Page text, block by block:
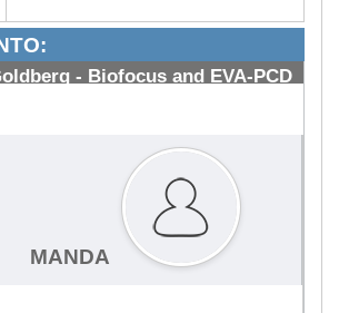
- Biofocus and EVA-PCD
MANDA